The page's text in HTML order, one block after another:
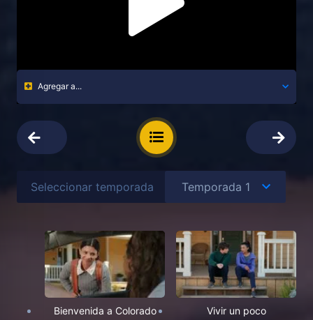
Agregar a...
Seleccionar temporada
Bienvenida a Colorado Vivir un poco